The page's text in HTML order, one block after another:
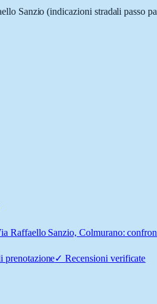
Sanzio (indicazioni stradali passo
Raffaello Sanzio, Colmurano:
prenotazione✓Recensioni verificate